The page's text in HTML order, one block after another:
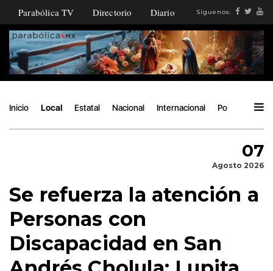
Parabólica TV Directorio Diario Síguenos:
Inicio Local Estatal Nacional Internacional Política
07
Agosto 2026
Se refuerza la atención a
Personas con
Discapacidad en San